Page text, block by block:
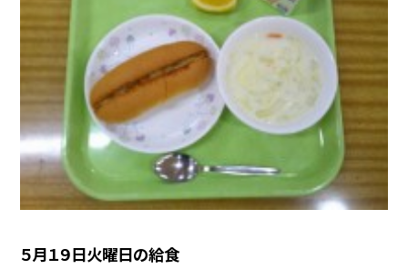
５月１９日火曜日の給食